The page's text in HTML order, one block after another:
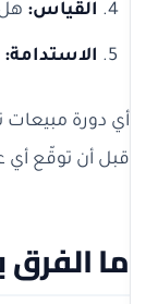
القياس:
الاستدامة:
أي دورة مبيعات
قبل أن توقّع أي
ما الفرق